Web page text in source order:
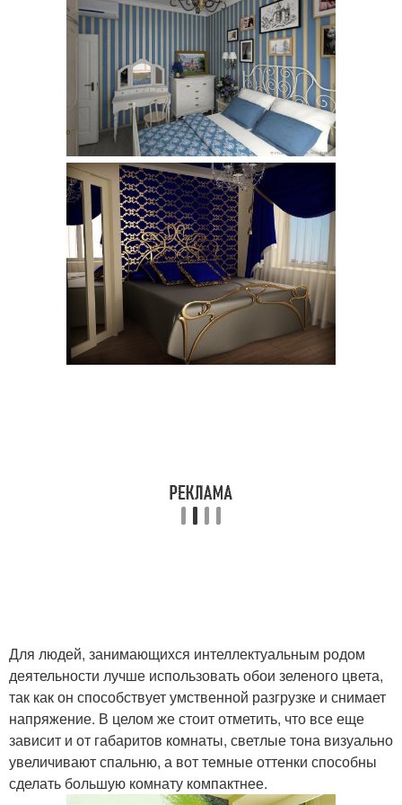
Для людей, занимающихся интеллектуальным родом
деятельности лучше использовать обои зеленого цвета,
так как он способствует умственной разгрузке и снимает
напряжение. В целом же стоит отметить, что все еще
зависит и от габаритов комнаты, светлые тона визуально
увеличивают спальню, а вот темные оттенки способны
сделать большую комнату компактнее.